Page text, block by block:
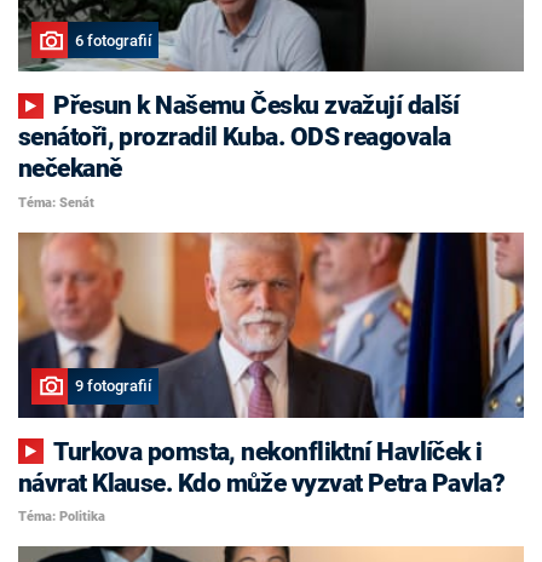
6 fotografií
senátoři, prozradil Kuba. ODS reagovala
nečekaně
Téma: Senát
9 fotografií
Turkova pomsta, nekonfliktní Havlíček i
návrat Klause. Kdo může vyzvat Petra Pavla?
Téma: Politika